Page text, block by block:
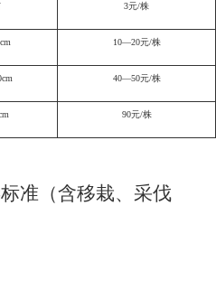
3元/株
10—20元/株
40—50元/株
90元/株
准（含移栽、采伐